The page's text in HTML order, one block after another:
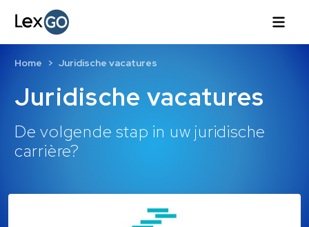
Juridische vacatures
De volgende stap in uw juridische
carrière?
Home Juridische vacatures